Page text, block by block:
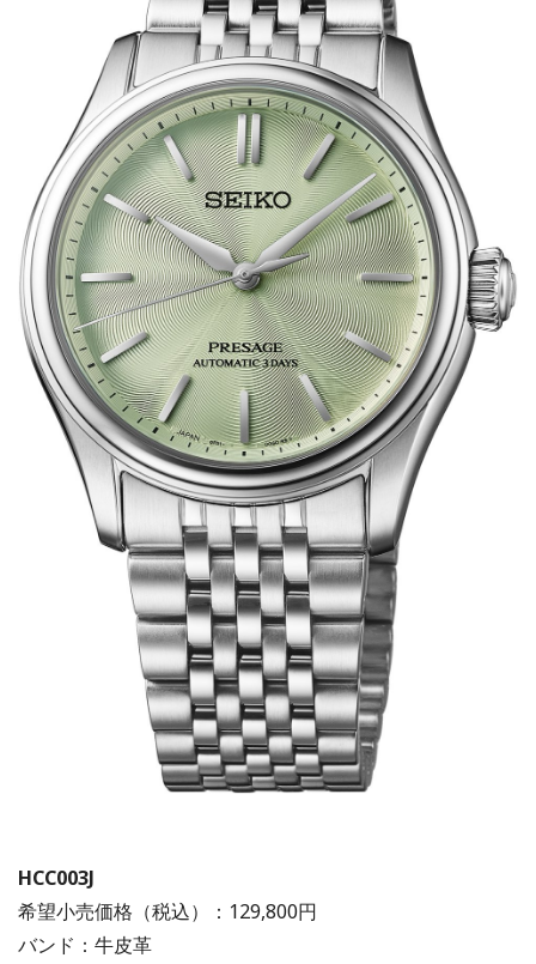
HCC003J
希望小売価格（税込）：129,800円
バンド：牛皮革